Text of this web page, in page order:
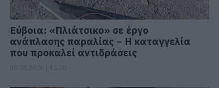
Εύβοια: «Πλιάτσικο» σε έργο
ανάπλασης παραλίας – Η καταγγελία
που προκαλεί αντιδράσεις